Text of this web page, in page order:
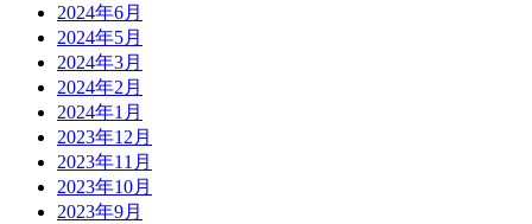
2024年6月
2024年5月
2024年3月
2024年2月
2024年1月
2023年12月
2023年11月
2023年10月
2023年9月